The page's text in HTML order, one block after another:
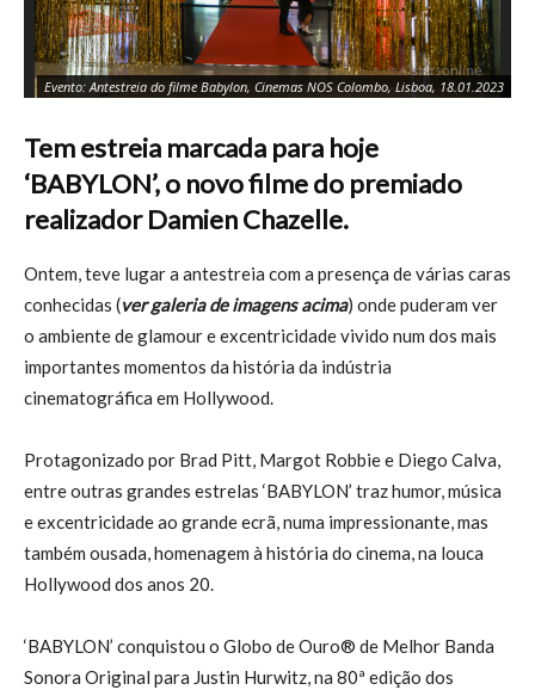
Evento: Antestreia do filme Babylon, Cinemas NOS Colombo, Lisboa, 18.01.2023
Tem estreia marcada para hoje
‘BABYLON’, o novo filme do premiado
realizador Damien Chazelle.
Ontem, teve lugar a antestreia com a presença de várias caras
conhecidas (ver galeria de imagens acima) onde puderam ver
o ambiente de glamour e excentricidade vivido num dos mais
importantes momentos da história da indústria
cinematográfica em Hollywood.
Protagonizado por Brad Pitt, Margot Robbie e Diego Calva,
entre outras grandes estrelas ‘BABYLON’ traz humor, música
e excentricidade ao grande ecrã, numa impressionante, mas
também ousada, homenagem à história do cinema, na louca
Hollywood dos anos 20.
‘BABYLON’ conquistou o Globo de Ouro® de Melhor Banda
Sonora Original para Justin Hurwitz, na 80ª edição dos